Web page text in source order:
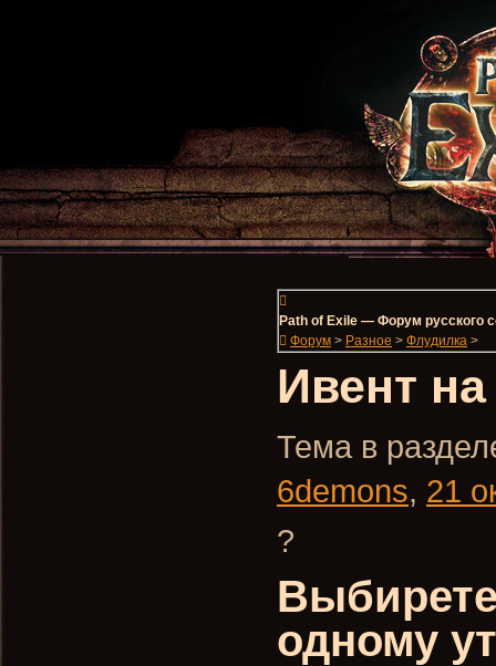
Path of Exile — Форум русского
Форум > Разное > Флудилка >
Ивент
Тема в
6demons, 21
?
одному